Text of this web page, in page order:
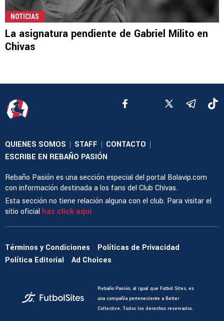
NOTICIAS
La asignatura pendiente de Gabriel Milito en
Chivas
QUIENES SOMOS STAFF CONTACTO
ESCRIBE EN REBAÑO PASIÓN
Rebaño Pasión es una sección especial del portal Bolavip.com
con información destinada a los fans del Club Chivas.
Esta sección no tiene relación alguna con el club. Para visitar el
sitio oficial haz click aquí
Términos y Condiciones
Políticas de Privacidad
Política Editorial
Ad Choices
Rebaño Pasión, al igual que Futbol Sites, es
una compañía perteneciente a Better
Collective. Todos los derechos reservados.